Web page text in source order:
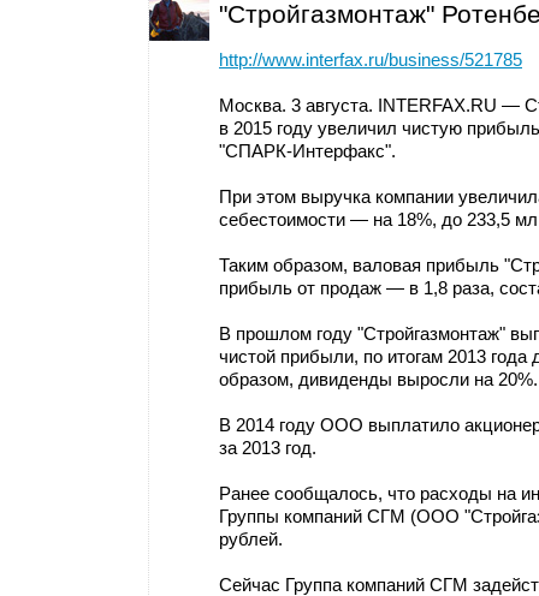
"Стройгазмонтаж"
http://www.interfax.ru/business/521785
Москва. 3 августа. INTERFAX.RU —
в 2015 году увеличил чистую
"СПАРК-Интерфакс".
При этом выручка компании
себестоимости — на 18%, до 233,5
Таким образом, валовая прибыль
прибыль от продаж — в 1,8 раза,
В прошлом году "Стройгазмонтаж"
чистой прибыли, по итогам 2013
образом, дивиденды выросли на 20%.
В 2014 году ООО выплатило
за 2013 год.
Ранее сообщалось, что расходы на
Группы компаний СГМ (ООО
рублей.
Сейчас Группа компаний СГМ